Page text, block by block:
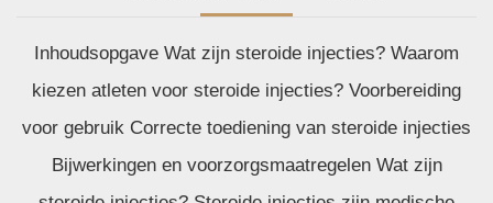
in
nemen
voor
een
Park
Group
Inhoudsopgave Wat zijn steroide injecties? Waarom
kiezen atleten voor steroide injecties? Voorbereiding
voor gebruik Correcte toediening van steroide injecties
Bijwerkingen en voorzorgsmaatregelen Wat zijn